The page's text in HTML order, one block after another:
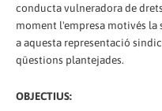
conducta vulneradora de
moment l'empresa motivés la
a aquesta representació
qüestions plantejades.
OBJECTIUS: